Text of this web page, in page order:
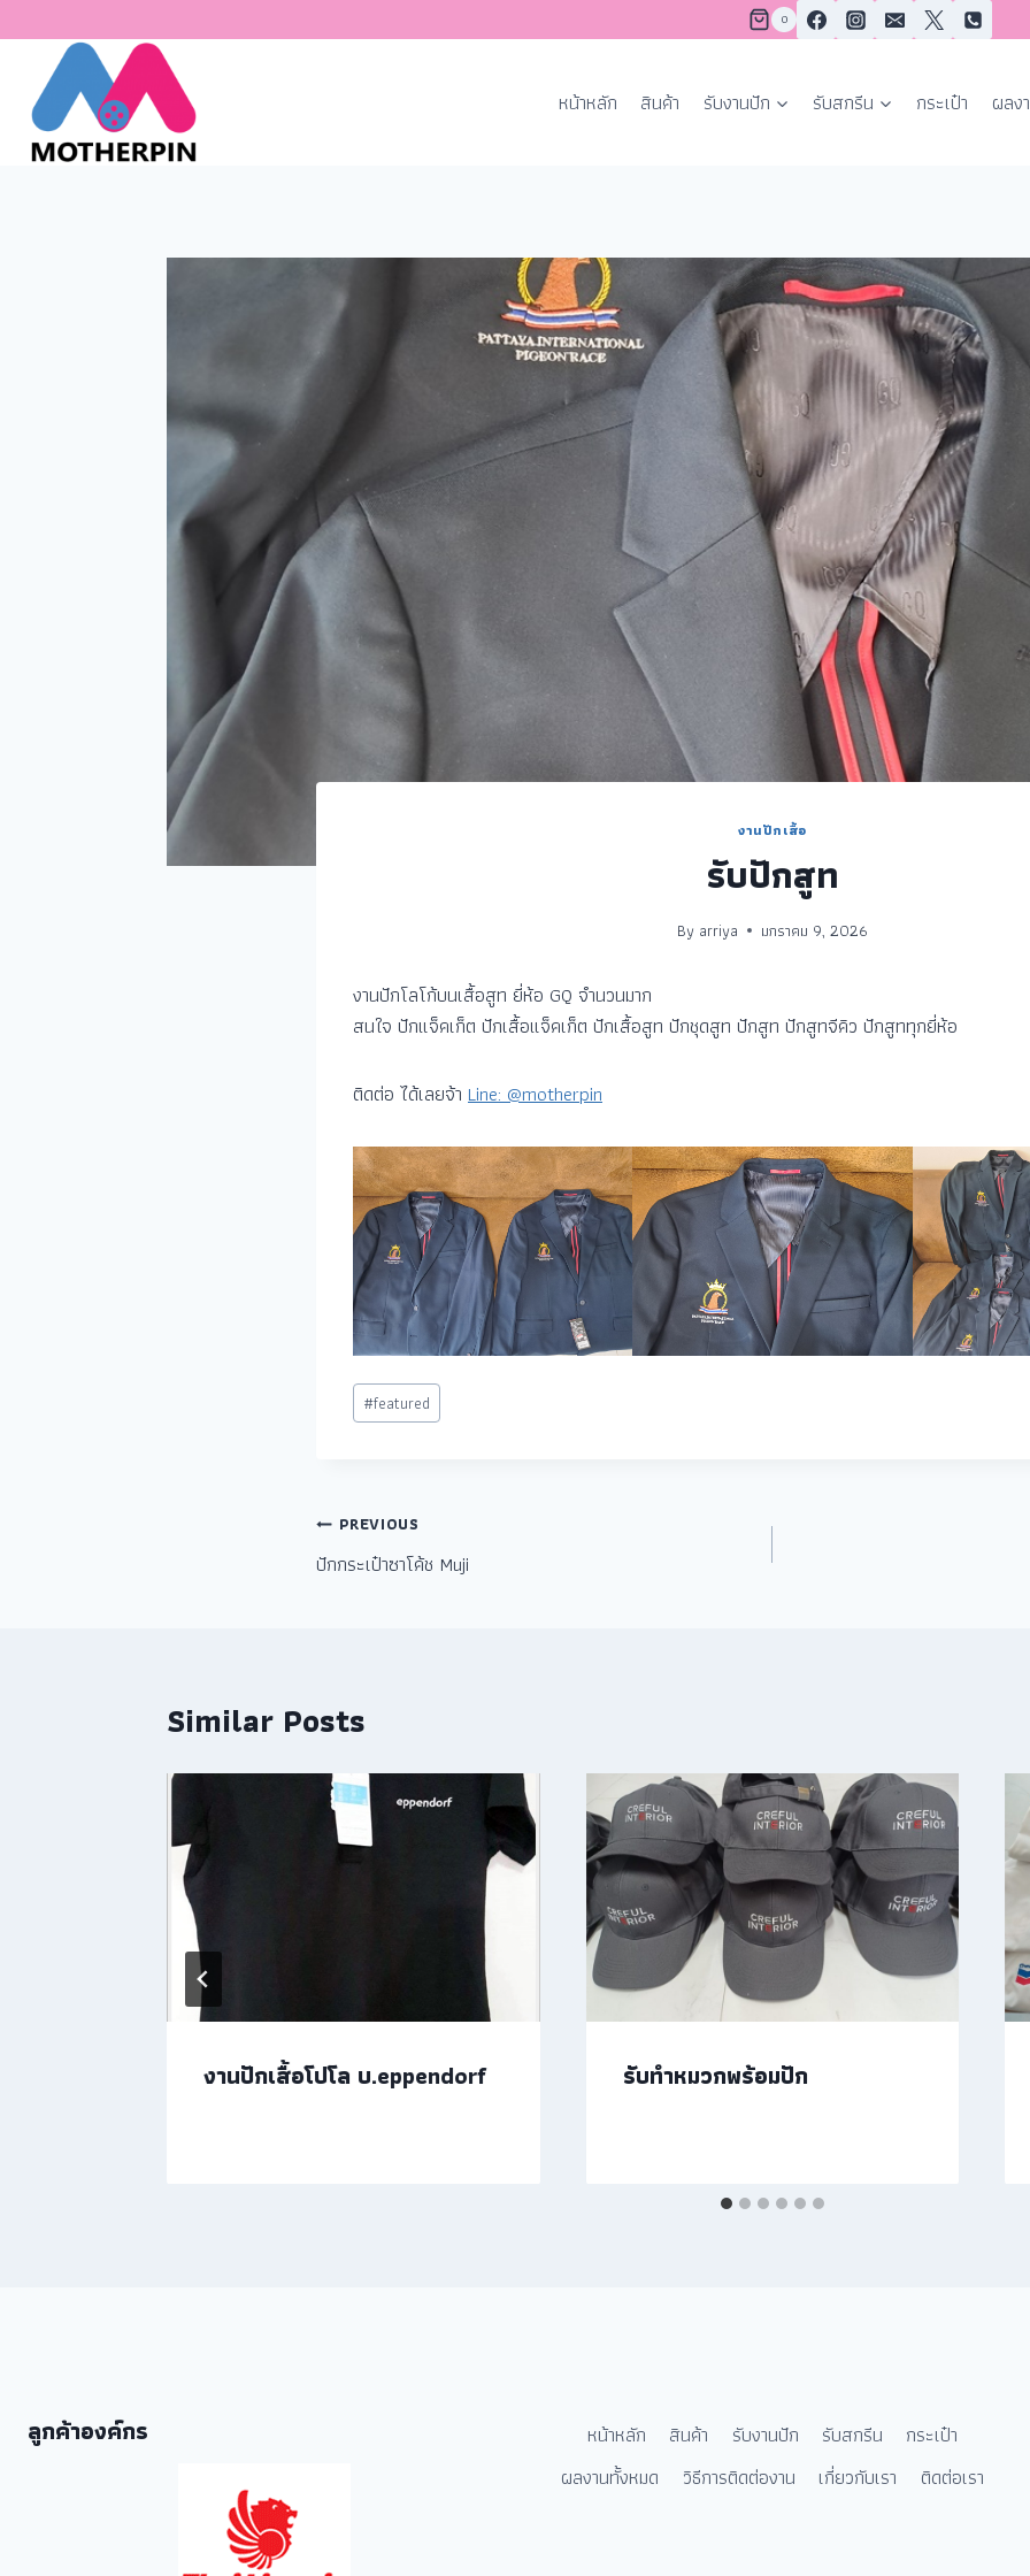
0
หน้าหลัก สินค้า รับงานปัก รับสกรีน กระเป๋า ผลง
งานปักเสื้อ
รับปักสูท
By arriya มกราคม 9, 2026
งานปักโลโก้บนเสื้อสูท ยี่ห้อ GQ จำนวนมาก
สนใจ ปักแจ็คเก็ต ปักเสื้อแจ็คเก็ต ปักเสื้อสูท ปักชุดสูท ปักสูท ปักสูทจีคิว ปักสูททุกยี่ห้อ
ติดต่อ ได้เลยจ้า Line: @motherpin
#featured
PREVIOUS
ปักกระเป๋าซาโค้ช Muji
Similar Posts
งานปักเสื้อโปโล บ.eppendorf รับทำหมวกพร้อมปัก
ลูกค้าองค์กร หน้าหลัก สินค้า รับงานปัก รับสกรีน
กระเป๋า
ผลงานทั้งหมด
วิธีการติดต่องาน เกี่ยวกับเรา ติดต่อเรา